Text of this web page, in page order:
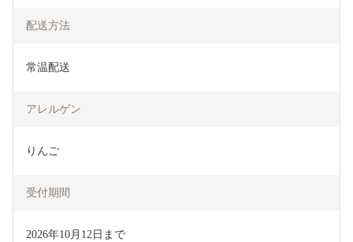
配送方法
常温配送
アレルゲン
りんご
受付期間
2026年10月12日まで